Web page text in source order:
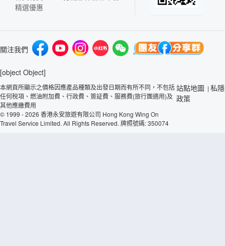
精選優惠
關注我們
[object Object]
本網頁所顯示之價格因應產品種類及出發日期而有所不同，不包括
任何稅項、燃油附加費、行政費、簽証費、服務費(旅行團適用)及
其他應繳費用
© 1999 - 2026 香港永安旅遊有限公司 Hong Kong Wing On
Travel Service Limited. All Rights Reserved. 牌照號碼: 350074
站點地圖 | 私隱
政策